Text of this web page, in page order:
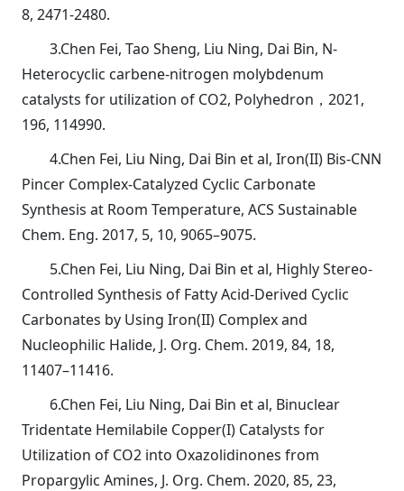
8, 2471-2480.
3.Chen Fei, Tao Sheng, Liu Ning, Dai Bin, N-
Heterocyclic carbene-nitrogen molybdenum
catalysts for utilization of CO2, Polyhedron，2021,
196, 114990.
4.Chen Fei, Liu Ning, Dai Bin et al, Iron(II) Bis-CNN
Pincer Complex-Catalyzed Cyclic Carbonate
Synthesis at Room Temperature, ACS Sustainable
Chem. Eng. 2017, 5, 10, 9065–9075.
5.Chen Fei, Liu Ning, Dai Bin et al, Highly Stereo-
Controlled Synthesis of Fatty Acid-Derived Cyclic
Carbonates by Using Iron(II) Complex and
Nucleophilic Halide, J. Org. Chem. 2019, 84, 18,
11407–11416.
6.Chen Fei, Liu Ning, Dai Bin et al, Binuclear
Tridentate Hemilabile Copper(I) Catalysts for
Utilization of CO2 into Oxazolidinones from
Propargylic Amines, J. Org. Chem. 2020, 85, 23,